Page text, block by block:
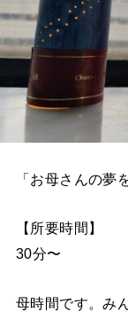
「お母さんの夢
【所要時間】
30分〜
母時間です。み